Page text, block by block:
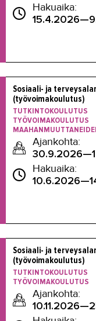
Hakuaika:
Sosiaali- ja
(työvoimakoulutus)
TUTKINTOKOULUTUS
TYÖVOIMAKOULUTUS
Ajankohta:
Hakuaika:
Sosiaali- ja
(työvoimakoulutus)
TUTKINTOKOULUTUS
TYÖVOIMAKOULUTUS
Ajankohta: